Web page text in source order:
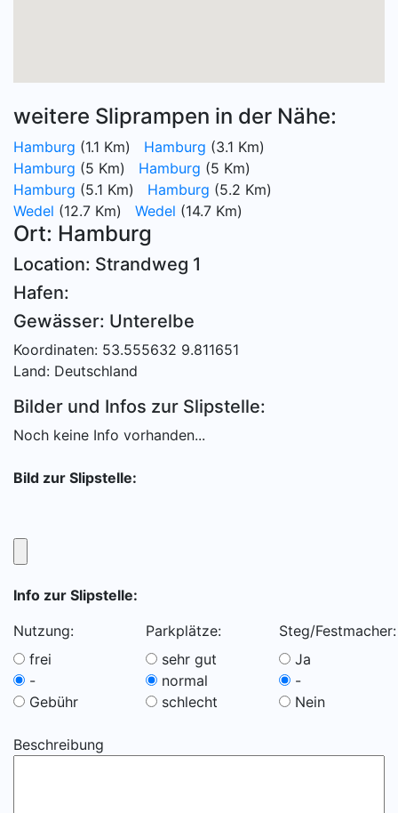
weitere Sliprampen in der Nähe:
Hamburg (1.1 Km) Hamburg (3.1 Km)
Hamburg (5 Km) Hamburg (5 Km)
Hamburg (5.1 Km) Hamburg (5.2 Km)
Wedel (12.7 Km) Wedel (14.7 Km)
Ort: Hamburg
Location: Strandweg 1
Hafen:
Gewässer: Unterelbe
Koordinaten: 53.555632 9.811651
Land: Deutschland
Bilder und Infos zur Slipstelle:
Noch keine Info vorhanden...
Bild zur Slipstelle:
Info zur Slipstelle:
Nutzung:
frei
-
Gebühr
Parkplätze:
sehr gut
normal
schlecht
Steg/Festmacher:
Ja
-
Nein
Beschreibung